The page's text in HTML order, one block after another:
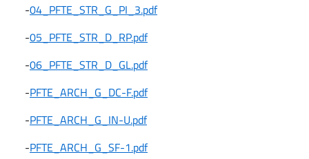
-04_PFTE_STR_G_PI_3.pdf
-05_PFTE_STR_D_RP.pdf
-06_PFTE_STR_D_GL.pdf
-PFTE_ARCH_G_DC-F.pdf
-PFTE_ARCH_G_IN-U.pdf
-PFTE_ARCH_G_SF-1.pdf